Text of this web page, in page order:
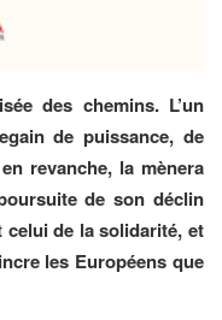
des chemins. L’un
de puissance, de
revanche, la mènera
de son déclin
celui de la solidarité, et
les Européens que